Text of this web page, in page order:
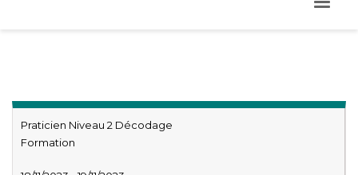
Praticien Niveau 2 Décodage
Formation